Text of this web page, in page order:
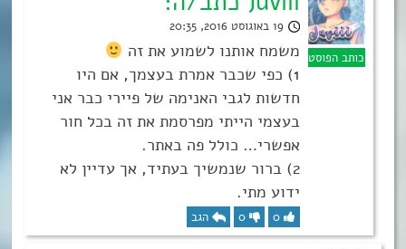
19 באוגוסט 2016, 20:35
משמח אותנו לשמוע את זה
1) כפי שכבר אמרת בעצמך, אם היו
חדשות לגבי האנימה של פיירי כבר אני
בעצמי הייתי מפרסמת את זה בכל חור
אפשרי… כולל פה באתר.
2) ברור שנמשיך בעתיד, אך עדיין לא
ידוע מתי.
0
0 הגב